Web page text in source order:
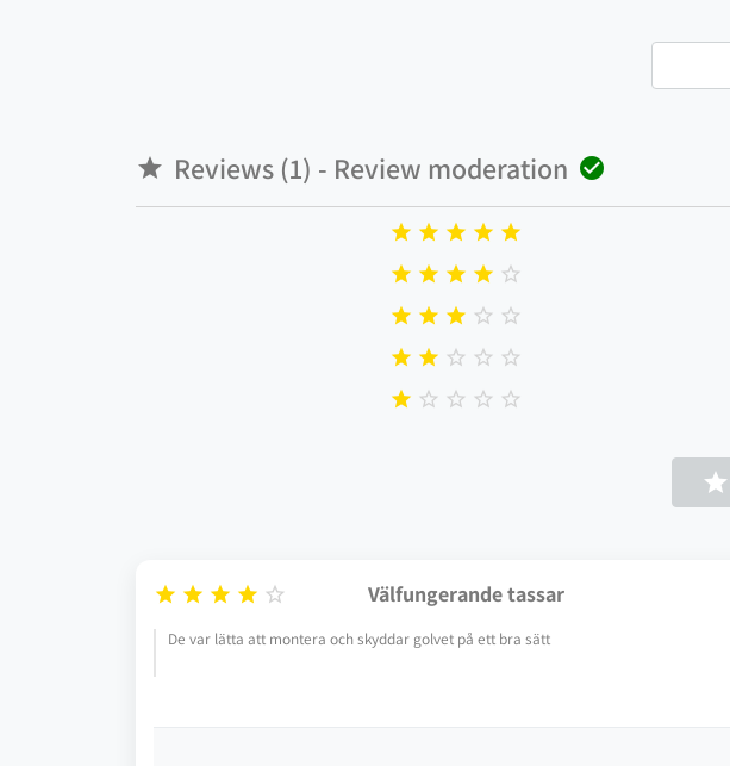
 Reviews (1) - Review moderation 
    
    
    
    
    

     Välfungerande tassar
De var lätta att montera och skyddar golvet på ett bra sätt